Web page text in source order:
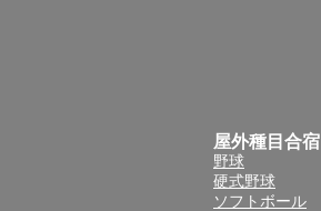
屋外種目合宿
野球
硬式野球
ソフトボール